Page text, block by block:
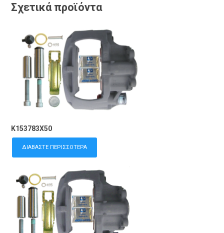
Σχετικά προϊόντα
K153783X50
ΔΙΑΒΆΣΤΕ ΠΕΡΙΣΣΌΤΕΡΑ